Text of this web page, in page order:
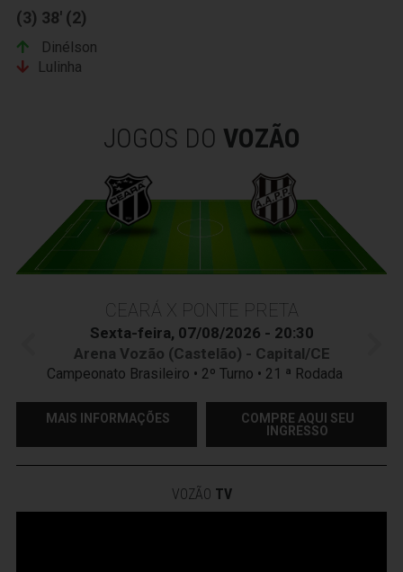
(3) 38' (2)
Dinélson
Lulinha
JOGOS DO VOZÃO
CEARÁ X PONTE PRETA
Sexta-feira, 07/08/2026 - 20:30
Arena Vozão (Castelão) - Capital/CE
Campeonato Brasileiro • 2º Turno • 21 ª Rodada
MAIS INFORMAÇÕES
COMPRE AQUI SEU
INGRESSO
VOZÃO TV